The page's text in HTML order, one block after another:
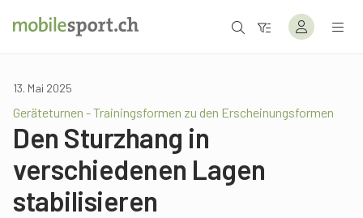
13. Mai 2025
Geräteturnen - Trainingsformen zu den Erscheinungsformen
Den Sturzhang in
verschiedenen Lagen
stabilisieren